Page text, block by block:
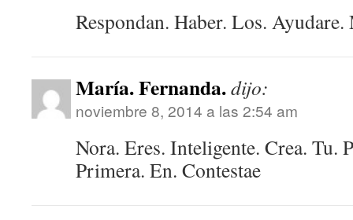
Respondan. Haber. Los.
María. Fernanda.dijo:
noviembre 8, 2014 a las 2:54 am
Nora. Eres. Inteligente. Crea. Tu.
Primera. En. Contestae